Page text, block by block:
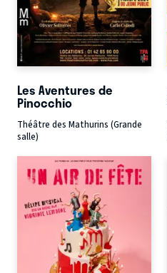
Les Aventures de
Pinocchio
Théâtre des Mathurins (Grande
salle)